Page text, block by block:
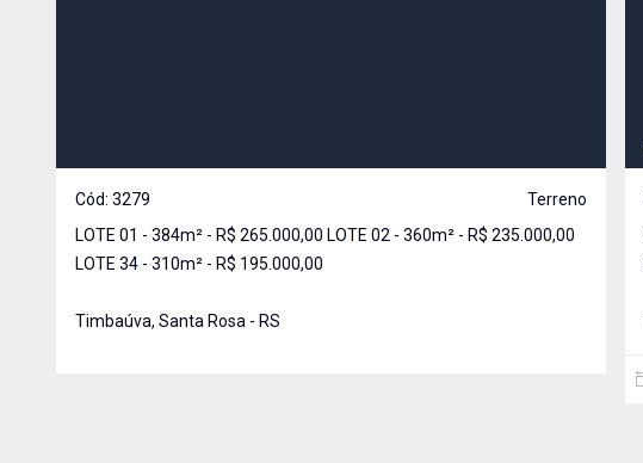
Cód: 3279
Terreno
LOTE 01 - 384m² - R$ 265.000,00 LOTE 02 - 360m² - R$ 235.000,00
LOTE 34 - 310m² - R$ 195.000,00
Timbaúva, Santa Rosa - RS